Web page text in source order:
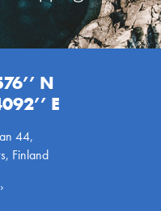
N
E
44,
Finland